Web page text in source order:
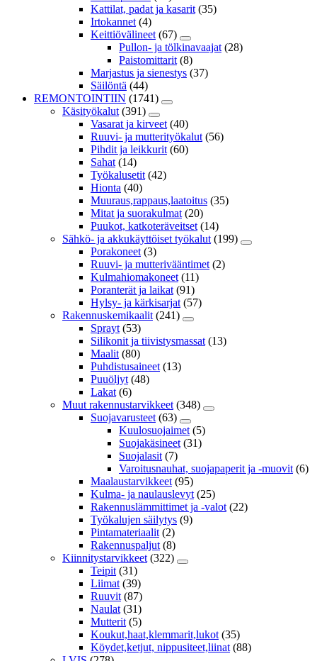
Kattilat, padat ja kasarit (35)
Irtokannet (4)
Keittiövälineet (67)
Pullon- ja tölkinavaajat (28)
Paistomittarit (8)
Marjastus ja sienestys (37)
Säilöntä (44)
REMONTOINTIIN (1741)
Käsityökalut (391)
Vasarat ja kirveet (40)
Ruuvi- ja mutterityökalut (56)
Pihdit ja leikkurit (60)
Sahat (14)
Työkalusetit (42)
Hionta (40)
Muuraus,rappaus,laatoitus (35)
Mitat ja suorakulmat (20)
Puukot, katkoteräveitset (14)
Sähkö- ja akkukäyttöiset työkalut (199)
Porakoneet (3)
Ruuvi- ja mutterivääntimet (2)
Kulmahiomakoneet (11)
Poranterät ja laikat (91)
Hylsy- ja kärkisarjat (57)
Rakennuskemikaalit (241)
Sprayt (53)
Silikonit ja tiivistysmassat (13)
Maalit (80)
Puhdistusaineet (13)
Puuöljyt (48)
Lakat (6)
Muut rakennustarvikkeet (348)
Suojavarusteet (63)
Kuulosuojaimet (5)
Suojakäsineet (31)
Suojalasit (7)
Varoitusnauhat, suojapaperit ja -muovit (6)
Maalaustarvikkeet (95)
Kulma- ja naulauslevyt (25)
Rakennuslämmittimet ja -valot (22)
Työkalujen säilytys (9)
Pintamateriaalit (2)
Rakennuspaljut (8)
Kiinnitystarvikkeet (322)
Teipit (31)
Liimat (39)
Ruuvit (87)
Naulat (31)
Mutterit (5)
Koukut,haat,klemmarit,lukot (35)
Köydet,ketjut, nippusiteet,liinat (88)